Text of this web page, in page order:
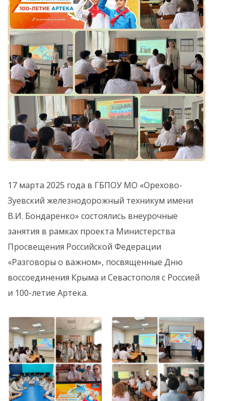
17 марта 2025 года в ГБПОУ МО «Орехово-
Зуевский железнодорожный техникум имени
В.И. Бондаренко» состоялись внеурочные
занятия в рамках проекта Министерства
Просвещения Российской Федерации
«Разговоры о важном», посвященные Дню
воссоединения Крыма и Севастополя с Россией
и 100-летие Артека.